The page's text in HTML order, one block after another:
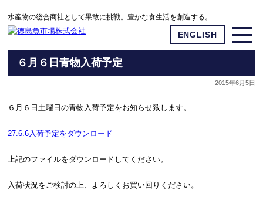
水産物の総合商社として果敢に挑戦。豊かな食生活を創造する。
ENGLISH
６月６日青物入荷予定
2015年6月5日
６月６日土曜日の青物入荷予定をお知らせ致します。
27.6.6入荷予定をダウンロード
上記のファイルをダウンロードしてください。
入荷状況をご検討の上、よろしくお買い回りください。